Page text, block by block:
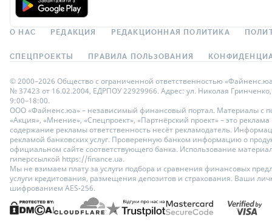
О НАС РЕДАКЦИЯ РЕДАКЦИОННАЯ ПОЛИТИКА
СПЕЦПРОЕКТЫ ПРАВИЛА ПОЛЬЗОВАНИЯ
© 2000–2026 Общество с ограниченной ответственностью
№ 37423 от 16.02.2004, ЕДРПОУ 22929966. Адрес: ул. Николая
9:00–18:00.
ООО «Файненс.юа» – независимый финансовый портал. Материалы с
«Акция», «Мнение», «Спецпроект», «Партнёрский проект» – это
содержание рекламы ответственность несёт рекламодатель.
рекламой банковских услуг. Проверенную банком информацию о
официальном сайте соответствующего банка. Использование
гиперссылкой https://finance.ua.
Мы не взимаем плату за услуги подбора и сравнения финансовых
услуги кредитования, размещения депозитов и страхования. Ваши
шифрованием AES-256.